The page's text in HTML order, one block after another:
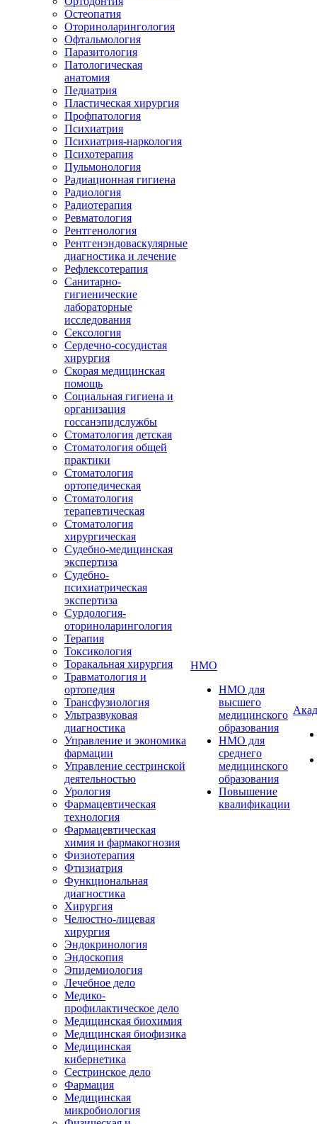
Остеопатия
Оториноларингология
Офтальмология
Паразитология
Патологическая
анатомия
Педиатрия
Пластическая хирургия
Профпатология
Психиатрия
Психиатрия-наркология
Психотерапия
Пульмонология
Радиационная гигиена
Радиология
Радиотерапия
Ревматология
Рентгенология
Рентгенэндоваскулярные
диагностика и лечение
Рефлексотерапия
Санитарно-
гигиенические
лабораторные
исследования
Сексология
Сердечно-сосудистая
хирургия
Скорая медицинская
помощь
Социальная гигиена и
организация
госсанэпидслужбы
Стоматология детская
Стоматология общей
практики
Стоматология
ортопедическая
Стоматология
терапевтическая
Стоматология
хирургическая
Судебно-медицинская
экспертиза
Судебно-
психиатрическая
экспертиза
Сурдология-
оториноларингология
Терапия
Токсикология
Торакальная хирургия
Травматология и
ортопедия
Трансфузиология
Ультразвуковая
диагностика
Управление и экономика
фармации
Управление сестринской
деятельностью
Урология
Фармацевтическая
технология
Фармацевтическая
химия и фармакогнозия
Физиотерапия
Фтизиатрия
Функциональная
диагностика
Хирургия
Челюстно-лицевая
хирургия
Эндокринология
Эндоскопия
Эпидемиология
Лечебное дело
Медико-
профилактическое дело
Медицинская биохимия
Медицинская биофизика
Медицинская
кибернетика
Сестринское дело
Фармация
Медицинская
микробиология
НМО
НМО для
высшего
медицинского
образования
НМО для
среднего
медицинского
образования
Повышение
квалификации